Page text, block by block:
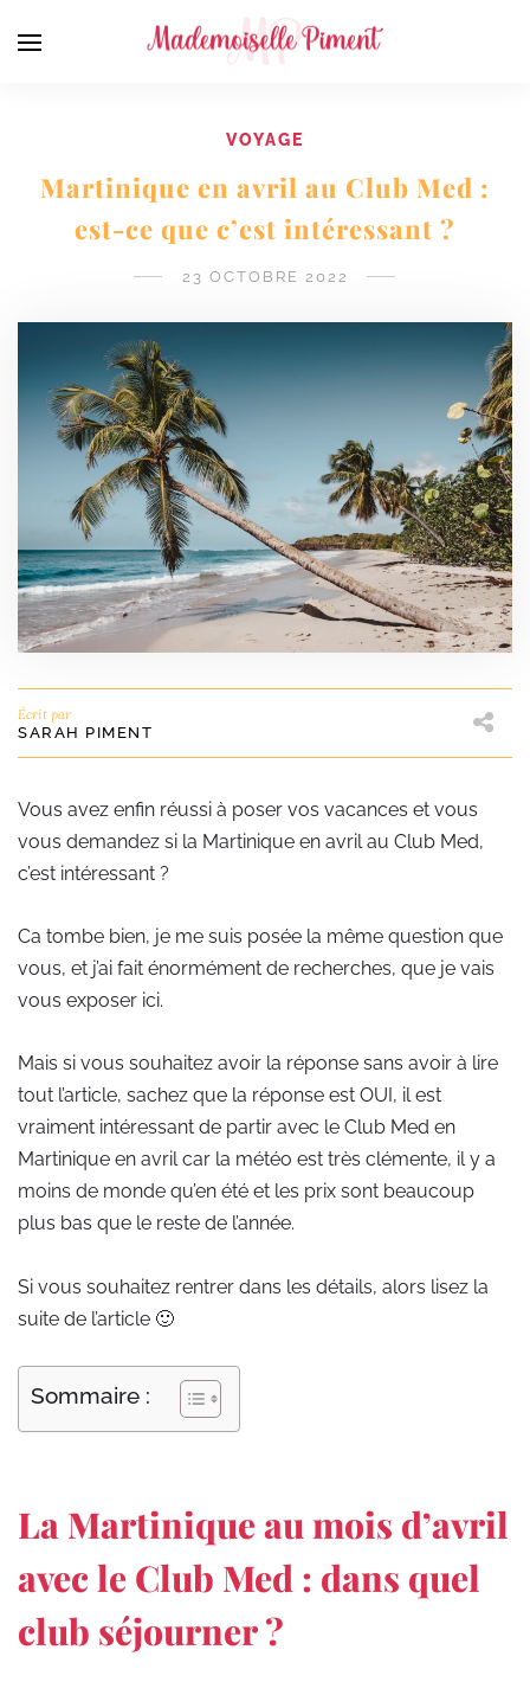
VOYAGE
Martinique en avril au Club Med :
est-ce que c’est intéressant ?
23 OCTOBRE 2022
Écrit par
SARAH PIMENT
Vous avez enfin réussi à poser vos vacances et vous
vous demandez si la Martinique en avril au Club Med,
c’est intéressant ?
Ca tombe bien, je me suis posée la même question que
vous, et j’ai fait énormément de recherches, que je vais
vous exposer ici.
Mais si vous souhaitez avoir la réponse sans avoir à lire
tout l’article, sachez que la réponse est OUI, il est
vraiment intéressant de partir avec le Club Med en
Martinique en avril car la météo est très clémente, il y a
moins de monde qu’en été et les prix sont beaucoup
plus bas que le reste de l’année.
Si vous souhaitez rentrer dans les détails, alors lisez la
suite de l’article 🙂
Sommaire :
La Martinique au mois d’avril
avec le Club Med : dans quel
club séjourner ?